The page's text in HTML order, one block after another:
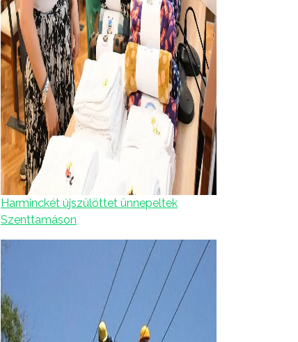
Harminckét újszülöttet ünnepeltek
Szenttamáson